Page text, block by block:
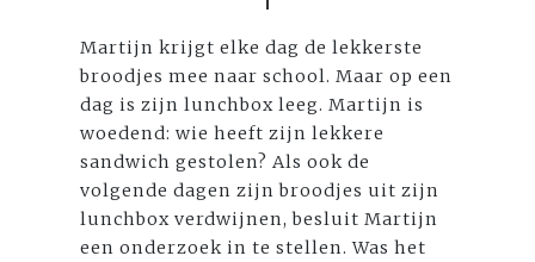
Martijn krijgt elke dag de lekkerste
broodjes mee naar school. Maar op een
dag is zijn lunchbox leeg. Martijn is
woedend: wie heeft zijn lekkere
sandwich gestolen? Als ook de
volgende dagen zijn broodjes uit zijn
lunchbox verdwijnen, besluit Martijn
een onderzoek in te stellen. Was het